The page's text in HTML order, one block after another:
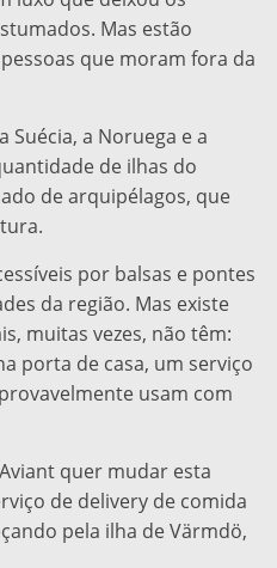
Mas estão
que moram fora da
Suécia, a Noruega e a
de ilhas do
de arquipélagos, que
por balsas e pontes
da região. Mas existe
muitas vezes, não têm:
porta de casa, um serviço
usam com
quer mudar esta
de delivery de comida
pela ilha de Värmdö,